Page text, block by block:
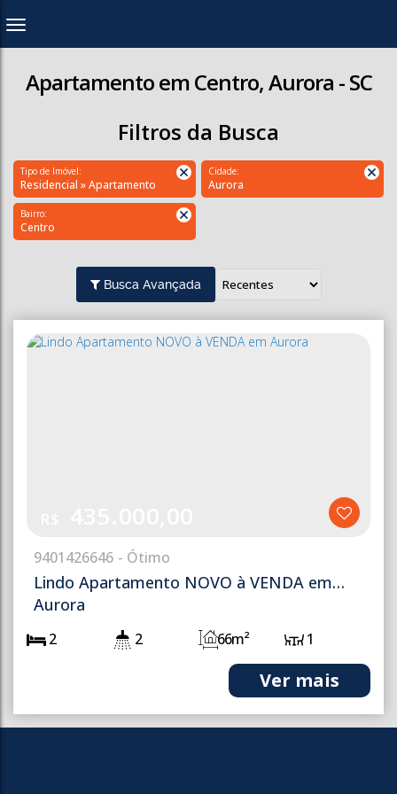
Apartamento em Centro, Aurora - SC
Filtros da Busca
Tipo de Imóvel:
Residencial » Apartamento
Cidade:
Aurora
Bairro:
Centro
Busca Avançada
Lindo Apartamento NOVO à VENDA em
Aurora
9401426646
2 2 66m²
1